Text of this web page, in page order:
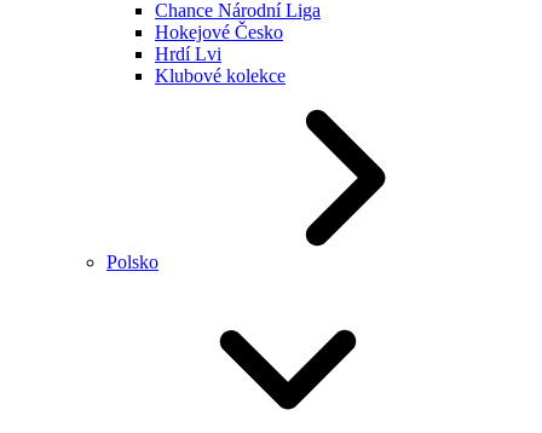
Chance Národní Liga
Hokejové Česko
Hrdí Lvi
Klubové kolekce
Polsko